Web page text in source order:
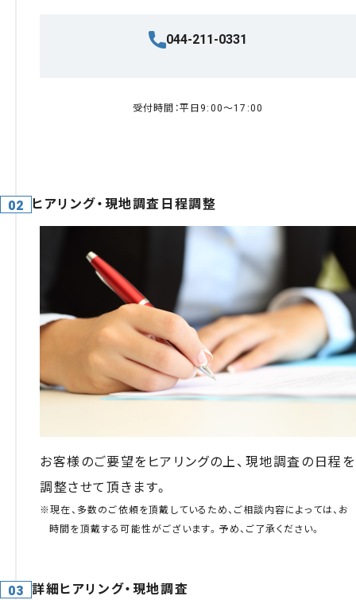
044-211-0331
受付時間：平日9:00〜17:00
ヒアリング・現地調査日程調整
お客様のご要望をヒアリングの上、現地調査の日程を
調整させて頂きます。
※現在、多数のご依頼を頂戴しているため、ご相談内容によっては、お
時間を頂戴する可能性がございます。予め、ご了承ください。
詳細ヒアリング・現地調査